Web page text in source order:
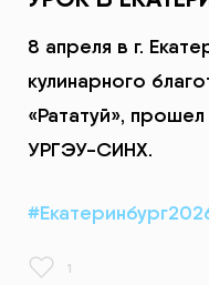
8 апреля в г.
кулинарного
«Рататуй»,
УРГЭУ-СИНХ.
1